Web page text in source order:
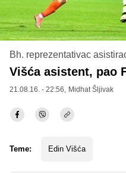
Bh. reprezentativac
Višća asistent, pao
21.08.16. - 22:56, Midhat Šljivak
Teme: Edin Višća